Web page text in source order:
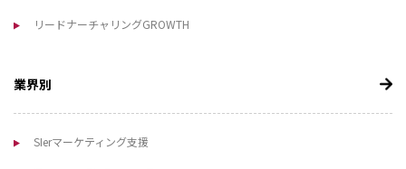
リードナーチャリングGROWTH
業界別
SIerマーケティング支援